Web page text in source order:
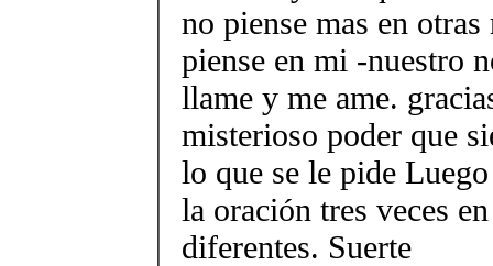
no piense mas en
piense en mi -nuestro
llame y me ame.
misterioso poder que
lo que se le pide
la oración tres veces
diferentes. Suerte